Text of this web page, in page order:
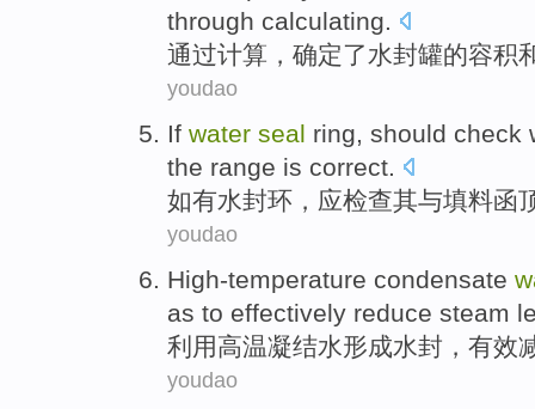
through calculating.
通过计算 ， 确定了水封罐的容积
youdao
If water seal ring, should check
the range is correct.
如有水封环 ， 应检查其与填料函
youdao
High-temperature condensate
as to effectively reduce steam
利用高温凝结水形成水封 ， 有效
youdao